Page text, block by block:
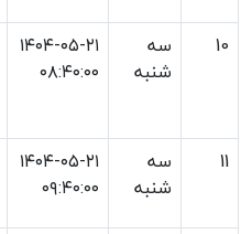
10
سه
شنبه
۱۴۰۴-۰۵-۲۱
۰۸:۴۰:۰۰
11
سه
شنبه
۱۴۰۴-۰۵-۲۱
۰۹:۴۰:۰۰